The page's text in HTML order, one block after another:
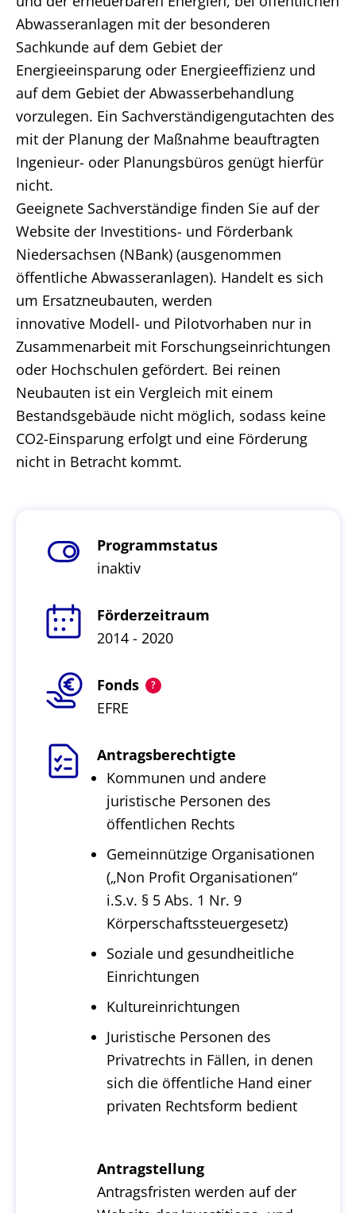
Abwasseranlagen mit der besonderen
Sachkunde auf dem Gebiet der
Energieeinsparung oder Energieeffizienz und
auf dem Gebiet der Abwasserbehandlung
vorzulegen. Ein Sachverständigengutachten des
mit der Planung der Maßnahme beauftragten
Ingenieur- oder Planungsbüros genügt hierfür
nicht.
Geeignete Sachverständige finden Sie auf der
Website der Investitions- und Förderbank
Niedersachsen (NBank) (ausgenommen
öffentliche Abwasseranlagen). Handelt es sich
um Ersatzneubauten, werden
innovative Modell- und Pilotvorhaben nur in
Zusammenarbeit mit Forschungseinrichtungen
oder Hochschulen gefördert. Bei reinen
Neubauten ist ein Vergleich mit einem
Bestandsgebäude nicht möglich, sodass keine
CO2-Einsparung erfolgt und eine Förderung
nicht in Betracht kommt.
Programmstatus
inaktiv
Förderzeitraum
2014 - 2020
Fonds
EFRE
Antragsberechtigte
Kommunen und andere
juristische Personen des
öffentlichen Rechts
Gemeinnützige Organisationen
(„Non Profit Organisationen“
i.S.v. § 5 Abs. 1 Nr. 9
Körperschaftssteuergesetz)
Soziale und gesundheitliche
Einrichtungen
Kultureinrichtungen
Juristische Personen des
Privatrechts in Fällen, in denen
sich die öffentliche Hand einer
privaten Rechtsform bedient
Antragstellung
Antragsfristen werden auf der